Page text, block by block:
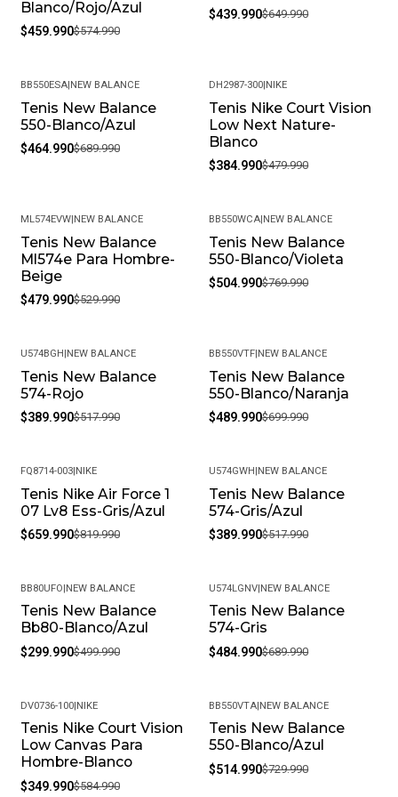
• Peso Del Producto: Ligero, Ideal Para Uso Diario.
Blanco/Rojo/Azul
$459.990$574.990
$439.990$649.990
-33%
BB550ESA| NEW BALANCE
Tenis New Balance
550-Blanco/Azul
$464.990$689.990
-20%
DH2987-300 NIKE
Tenis Nike Court Vision
Low Next Nature-
Blanco
$384.990$479.990
-9%
ML574EVW| NEW BALANCE
Tenis New Balance
Ml574e Para Hombre-
Beige
$479.990$529.990
-34%
BB550WCA NEW BALANCE
Tenis New Balance
550-Blanco/Violeta
$504.990$769.990
-25%
U574BGH|NEW BALANCE
Tenis New Balance
574-Rojo
$389.990$517.990
-30%
BB550VTF|NEW BALANCE
Tenis New Balance
550-Blanco/Naranja
$489.990$699.990
-20%
FQ8714-003|NIKE
Tenis Nike Air Force 1
07 Lv8 Ess-Gris/Azul
$659.990$819.990
-25%
U574GWH|NEW BALANCE
Tenis New Balance
574-Gris/Azul
$389.990$517.990
-40%
BB80UFO|NEW BALANCE
Tenis New Balance
Bb80-Blanco/Azul
$299.990$499.990
-30%
U574LGNV|NEW BALANCE
Tenis New Balance
574-Gris
$484.990$689.990
-40%
DV0736-100|NIKE
Tenis Nike Court Vision
Low Canvas Para
Hombre-Blanco
$349.990$584.990
-29%
BB550VTA|NEW BALANCE
Tenis New Balance
550-Blanco/Azul
$514.990$729.990